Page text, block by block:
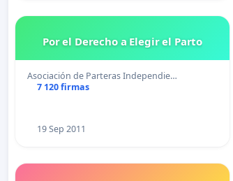
Por el Derecho a Elegir el Parto
Asociación de Parteras Independie…
7 120 firmas
19 Sep 2011